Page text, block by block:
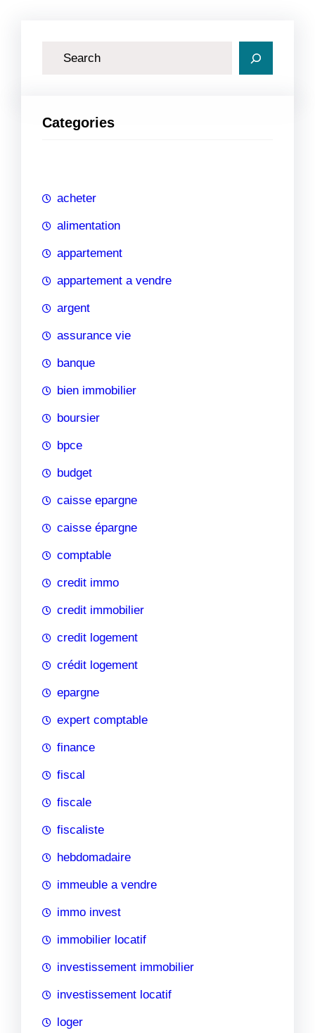
h
Categories
acheter
alimentation
appartement
appartement a vendre
argent
assurance vie
banque
bien immobilier
boursier
bpce
budget
caisse epargne
caisse épargne
comptable
credit immo
credit immobilier
credit logement
crédit logement
epargne
expert comptable
finance
fiscal
fiscale
fiscaliste
hebdomadaire
immeuble a vendre
immo invest
immobilier locatif
investissement immobilier
investissement locatif
loger